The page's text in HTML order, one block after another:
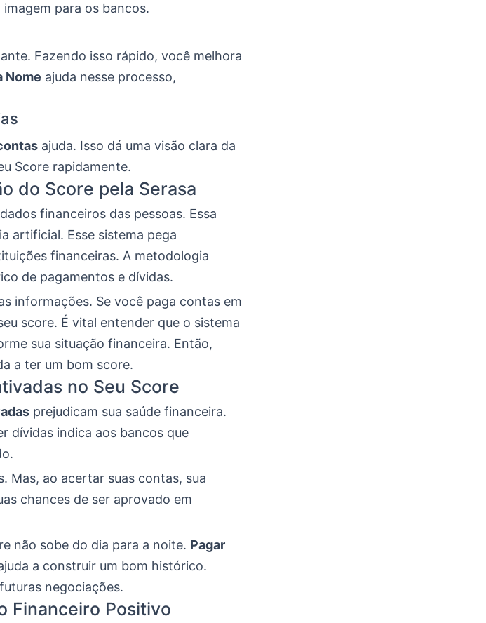
para os bancos.
Fazendo isso rápido, você melhora
Nome ajuda nesse processo,
ajuda. Isso dá uma visão clara da
Score rapidamente.
do Score pela Serasa
financeiros das pessoas. Essa
artificial. Esse sistema pega
financeiras. A metodologia
de pagamentos e dívidas.
informações. Se você paga contas em
score. É vital entender que o sistema
sua situação financeira. Então,
a ter um bom score.
no Seu Score
prejudicam sua saúde financeira.
dívidas indica aos bancos que
Mas, ao acertar suas contas, sua
chances de ser aprovado em
não sobe do dia para a noite. Pagar
a construir um bom histórico.
negociações.
Financeiro Positivo